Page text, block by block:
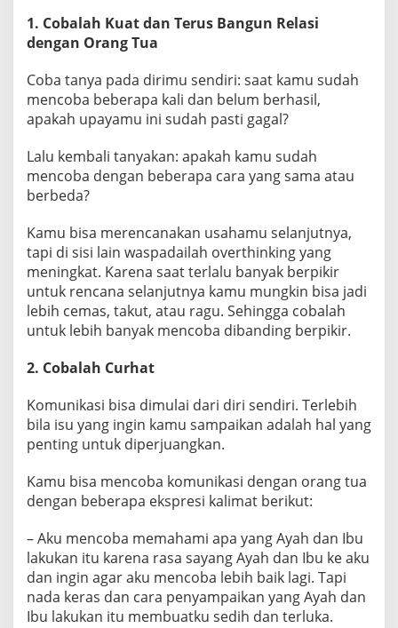
a
a
n
M
n
g
k
m
i
?
1. Cobalah Kuat dan Terus Bangun Relasi
dengan Orang Tua
Coba tanya pada dirimu sendiri: saat kamu sudah
mencoba beberapa kali dan belum berhasil,
apakah upayamu ini sudah pasti gagal?
Lalu kembali tanyakan: apakah kamu sudah
mencoba dengan beberapa cara yang sama atau
berbeda?
Kamu bisa merencanakan usahamu selanjutnya,
tapi di sisi lain waspadailah overthinking yang
meningkat. Karena saat terlalu banyak berpikir
untuk rencana selanjutnya kamu mungkin bisa jadi
lebih cemas, takut, atau ragu. Sehingga cobalah
untuk lebih banyak mencoba dibanding berpikir.
2. Cobalah Curhat
Komunikasi bisa dimulai dari diri sendiri. Terlebih
bila isu yang ingin kamu sampaikan adalah hal yang
penting untuk diperjuangkan.
Kamu bisa mencoba komunikasi dengan orang tua
dengan beberapa ekspresi kalimat berikut:
– Aku mencoba memahami apa yang Ayah dan Ibu
lakukan itu karena rasa sayang Ayah dan Ibu ke aku
dan ingin agar aku mencoba lebih baik lagi. Tapi
nada keras dan cara penyampaikan yang Ayah dan
Ibu lakukan itu membuatku sedih dan terluka.